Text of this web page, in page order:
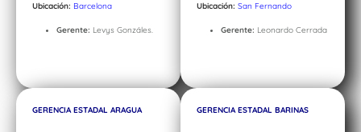
Ubicación: Barcelona
Gerente: Levys Gonzáles.
Ubicación: San Fernando
Gerente: Leonardo Cerrada
GERENCIA ESTADAL ARAGUA GERENCIA ESTADAL BARINAS